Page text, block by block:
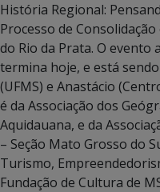
História Regional:
Processo de
do Rio da Prata. O evento
termina hoje, e está
(UFMS) e Anastácio
é da Associação dos
Aquidauana, e da
– Seção Mato Grosso do
Turismo,
Fundação de Cultura de